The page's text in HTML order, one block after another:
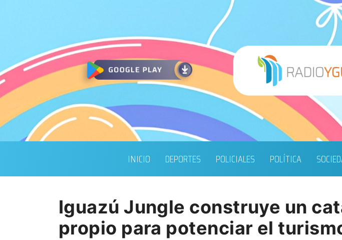
INICIO DEPORTES POLICIALES POLÍTICA
Iguazú Jungle construye un
propio para potenciar el